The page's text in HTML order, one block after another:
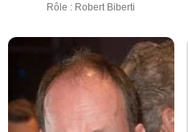
Rôle : Robert Biberti